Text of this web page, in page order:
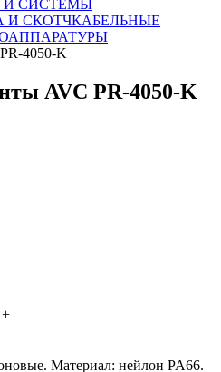
И СИСТЕМЫ
И СКОТЧКАБЕЛЬНЫЕ
4050-K
AVC PR-4050-K
+
Материал: нейлон PA66.